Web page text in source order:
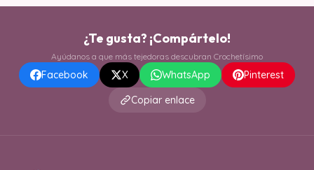
¿Te gusta? ¡Compártelo!
Ayúdanos a que más tejedoras descubran Crochetísimo
Facebook X WhatsApp
Pinterest
Copiar enlace